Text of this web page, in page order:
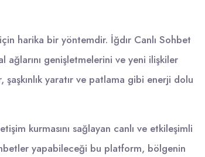
harika bir yöntemdir. İğdır Canlı Sohbet
ağlarını genişletmelerini ve yeni ilişkiler
yaratır ve patlama gibi enerji dolu
kurmasını sağlayan canlı ve etkileşimli
yapabileceği bu platform, bölgenin